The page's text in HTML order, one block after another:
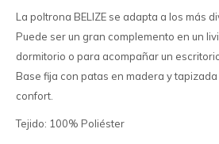
La poltrona BELIZE se adapta a los más
Puede ser un gran complemento en un
dormitorio o para acompañar un
Base fija con patas en madera y
confort.
Tejido: 100% Poliéster